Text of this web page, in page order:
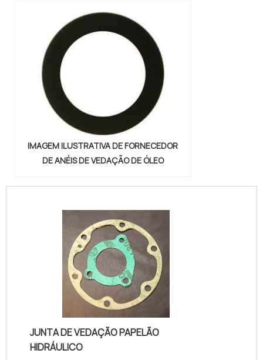
IMAGEM ILUSTRATIVA DE FORNECEDOR
DE ANÉIS DE VEDAÇÃO DE ÓLEO
JUNTA DE VEDAÇÃO PAPELÃO
HIDRÁULICO